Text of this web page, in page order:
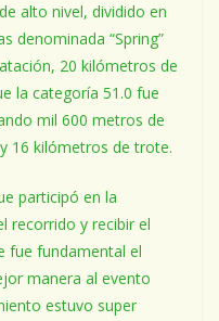
alto nivel, dividido en
denominada “Spring”
20 kilómetros de
la categoría 51.0 fue
mil 600 metros de
16 kilómetros de trote.
participó en la
recorrido y recibir el
fue fundamental el
manera al evento
estuvo super